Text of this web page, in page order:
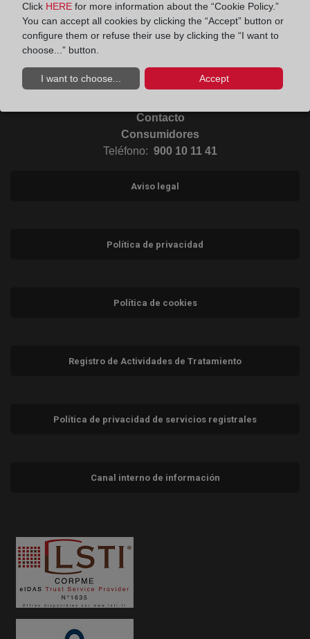
Ir al Blog (abre en ventana nueva)
Ir a Instagram (abre en ventana nueva)
Contacto
Consumidores
Teléfono: 900 10 11 41
Aviso legal
Política de privacidad
Política de cookies
Registro de Actividades de Tratamiento
Política de privacidad de servicios registrales
Canal interno de información
Click HERE for more information about the “Cookie Policy.”
You can accept all cookies by clicking the “Accept” button or
configure them or refuse their use by clicking the “I want to
choose...” button.
I want to choose... Accept